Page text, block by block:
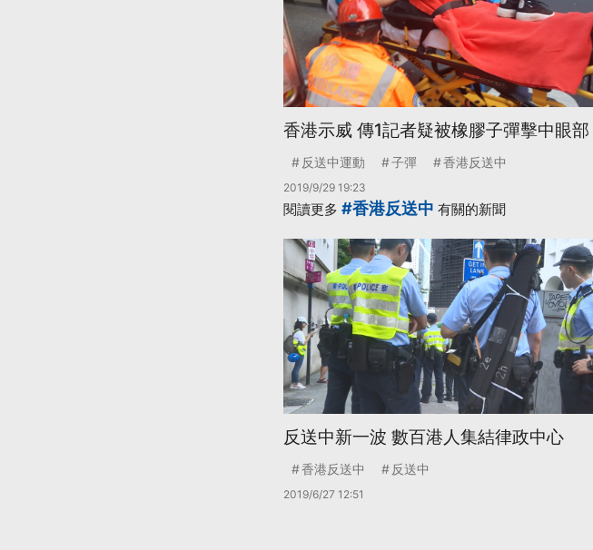
香港示威 傳1記者疑被橡膠子彈擊中眼部
反送中運動 子彈 香港反送中
2019/9/29 19:23
閱讀更多 #香港反送中 有關的新聞
反送中新一波 數百港人集結律政中心
香港反送中 反送中
2019/6/27 12:51